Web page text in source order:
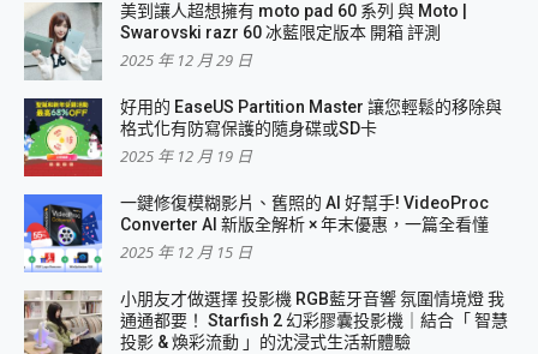
美到讓人超想擁有 moto pad 60 系列 與 Moto |
Swarovski razr 60 冰藍限定版本 開箱 評測
2025 年 12 月 29 日
好用的 EaseUS Partition Master 讓您輕鬆的移除與
格式化有防寫保護的隨身碟或SD卡
2025 年 12 月 19 日
一鍵修復模糊影片、舊照的 AI 好幫手! VideoProc
Converter AI 新版全解析 × 年末優惠，一篇全看懂
2025 年 12 月 15 日
小朋友才做選擇 投影機 RGB藍牙音響 氛圍情境燈 我
通通都要！ Starfish 2 幻彩膠囊投影機｜結合「 智慧
投影 & 煥彩流動 」的沈浸式生活新體驗